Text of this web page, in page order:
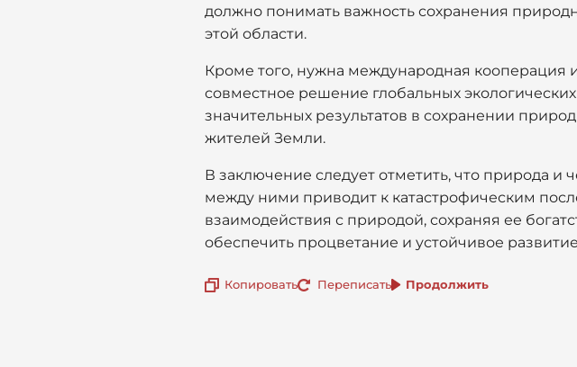
должно понимать важность сохранения
этой области.
Кроме того, нужна международная
совместное решение глобальных
значительных результатов в сохранении
жителей Земли.
В заключение следует отметить, что природа и
между ними приводит к катастрофическим
взаимодействия с природой, сохраняя ее
обеспечить процветание и устойчивое
Копировать Переписать Продолжить